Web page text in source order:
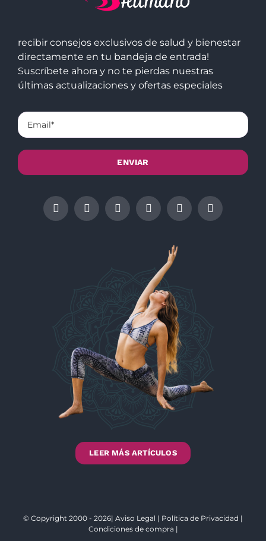
recibir consejos exclusivos de salud y bienestar
directamente en tu bandeja de entrada!
Suscríbete ahora y no te pierdas nuestras
últimas actualizaciones y ofertas especiales
LEER MÁS ARTÍCULOS
© Copyright 2000 - 2026| Aviso Legal | Política de Privacidad |
Condiciones de compra |